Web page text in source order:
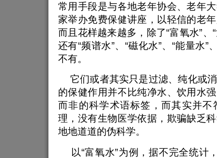
常用手段是与各地老年协会、老年
家举办免费保健讲座，以轻信的老
而且花样越来越多，除了“富氧水”、
还有“频谱水”、“磁化水”、“能量水”
不有。
它们或者其实只是过滤、纯化或
的保健作用并不比纯净水、饮用水
而非的科学术语标签，而其实并不
理，没有生物医学依据，欺骗缺乏
地地道道的伪科学。
以“富氧水”为例，据不完全统计